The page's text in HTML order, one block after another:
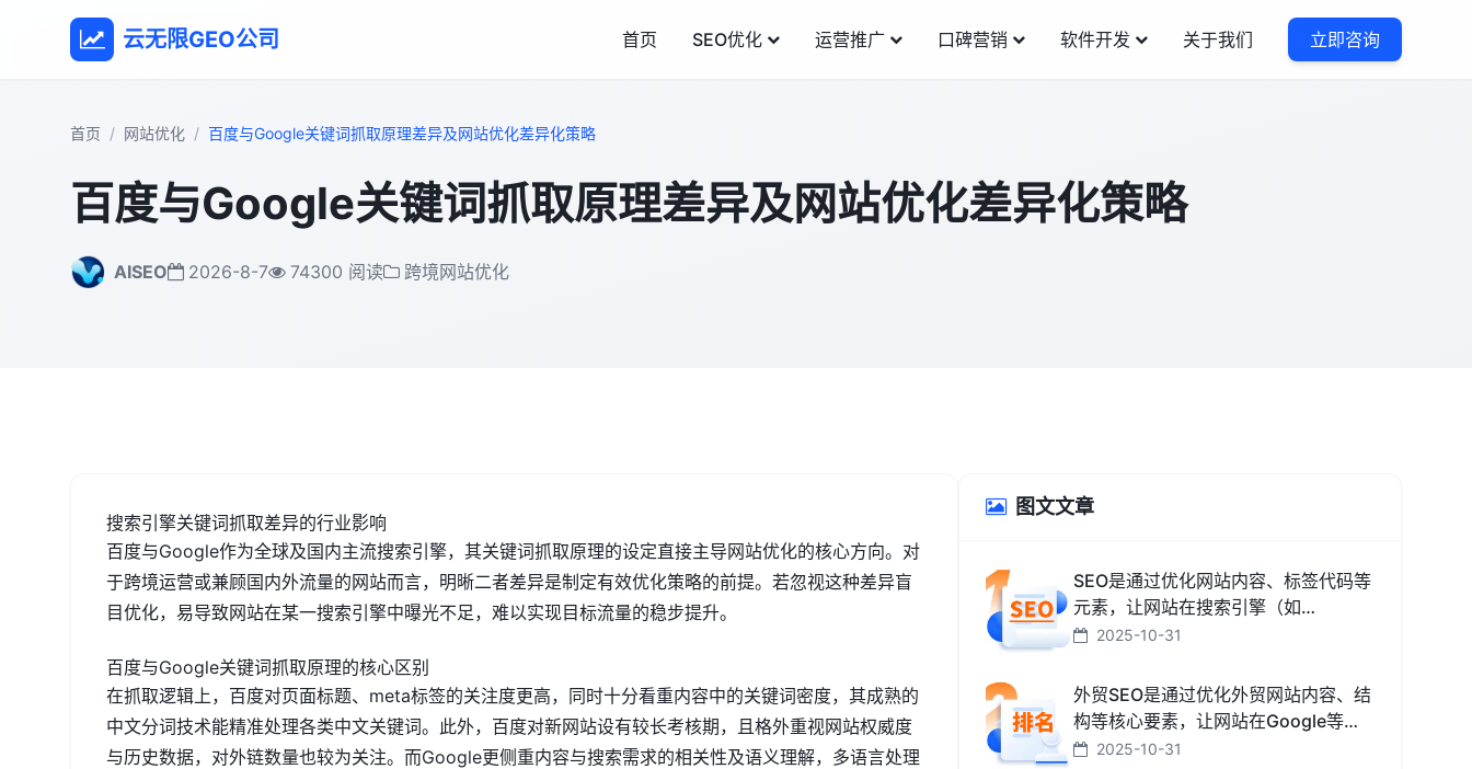
云无限GEO公司 首页 SEO优化 运营推广 口碑营销 软件开发 关于我们 立即咨询
首页 网站优化 百度与Google关键词抓取原理差异及网站优化差异化策略
百度与Google关键词抓取原理差异及网站优化差异化策略
AISEO 2026-8-7 74300 阅读 跨境网站优化
搜索引擎关键词抓取差异的行业影响
百度与Google作为全球及国内主流搜索引擎，其关键词抓取原理的设定直接主导网站优化的核心方向。对
于跨境运营或兼顾国内外流量的网站而言，明晰二者差异是制定有效优化策略的前提。若忽视这种差异盲
目优化，易导致网站在某一搜索引擎中曝光不足，难以实现目标流量的稳步提升。
百度与Google关键词抓取原理的核心区别
在抓取逻辑上，百度对页面标题、meta标签的关注度更高，同时十分看重内容中的关键词密度，其成熟的
中文分词技术能精准处理各类中文关键词。此外，百度对新网站设有较长考核期，且格外重视网站权威度
与历史数据，对外链数量也较为关注。而Google更侧重内容与搜索需求的相关性及语义理解，多语言处理
图文文章
SEO是通过优化网站内容、标签代码等
元素，让网站在搜索引擎（如
Google、百度、搜狗、必应）中排名
和方法。
2025-10-31
外贸SEO是通过优化外贸网站内容、结
构等核心要素，让网站在Google等海
外搜索引擎中排名靠前，获取海外精准
2025-10-31